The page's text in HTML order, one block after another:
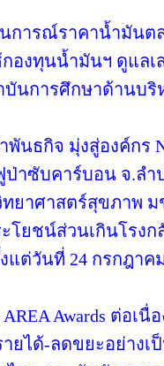
การณ์ราคาน้ำมันต
องทุนน้ำมันฯ ดูแล
นการศึกษาด้านบริ
นธกิจ มุ่งสู่องค์กร
ฟูป่าซับคาร์บอน จ.ล
ยาศาสตร์สุขภาพ ม
โยชน์ส่วนเกินโรง
แต่วันที่ 24 กรกฎาค
AREA Awards ต่อเ
ยได้-ลดขยะอย่างเ